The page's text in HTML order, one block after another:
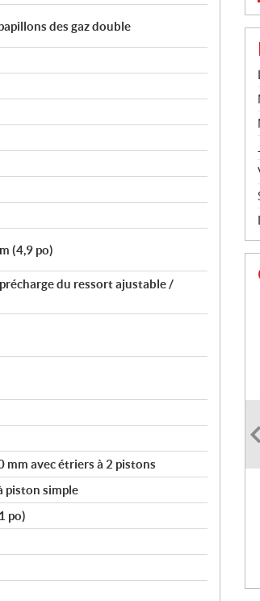
des gaz double
(4,9 po)
du ressort ajustable /
mm avec étriers à 2 pistons
piston simple
po)